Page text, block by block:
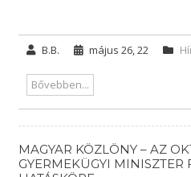
B.B. május 26, 22
Bővebben...
MAGYAR KÖZLÖNY – AZ
GYERMEKÜGYI MINISZTER